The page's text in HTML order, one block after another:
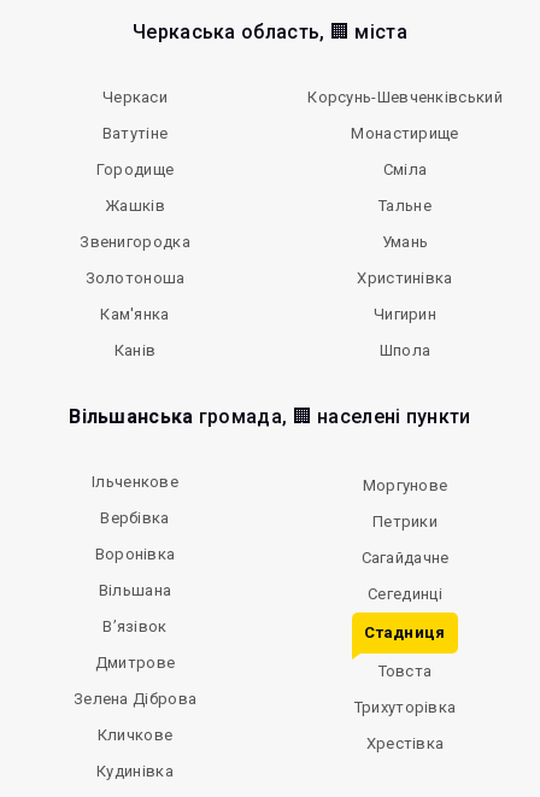
Черкаська область, 🏢 міста
Черкаси
Ватутіне
Городище
Жашків
Звенигородка
Золотоноша
Кам'янка
Канів
Корсунь-Шевченківський
Монастирище
Сміла
Тальне
Умань
Христинівка
Чигирин
Шпола
Вільшанська громада, 🏢 населені пункти
Ільченкове
Вербівка
Воронівка
Вільшана
В’язівок
Дмитрове
Зелена Діброва
Кличкове
Кудинівка
Моргунове
Петрики
Сагайдачне
Сегединці
Стадниця
Товста
Трихуторівка
Хрестівка